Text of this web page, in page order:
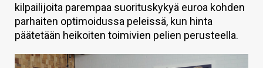
HINTA.FI
KAUPPA
VAIHDA TEEMA
kilpailijoita parempaa suorituskykyä euroa kohden
parhaiten optimoidussa peleissä, kun hinta
päätetään heikoiten toimivien pelien perusteella.